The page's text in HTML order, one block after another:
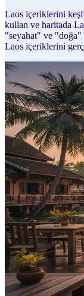
Laos içeriklerini
kullan ve haritada
"seyahat" ve
Laos içeriklerini